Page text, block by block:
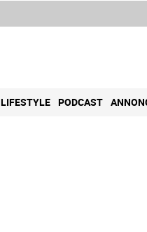
LIFESTYLE PODCAST